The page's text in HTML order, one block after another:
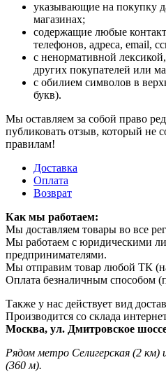
указывающие на покупку
магазинах;
содержащие любые
телефонов, адреса, email,
с ненормативной
других покупателей или
с обилием символов в
букв).
Мы оставляем за собой право
публиковать отзыв, который не
правилам!
Доставка
Оплата
Возврат
Как мы работаем:
Мы доставляем товары во все
Мы работаем с юридическими
предпринимателями.
Мы отправим товар любой ТК
Оплата безналичным способом
Также у нас действует вид
Производится со склада
Москва, ул. Дмитровское
Рядом метро Селигерская (2 км)
(360 м).